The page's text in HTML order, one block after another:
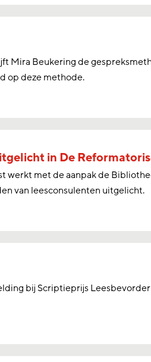
Mira Beukering de
op deze methode.
in De
werkt met de aanpak de
van leesconsulenten uitgelicht.
bij Scriptieprijs